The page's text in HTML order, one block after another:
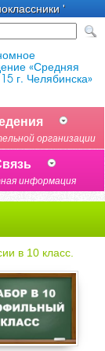
'
организации
информация
в 10 класс.